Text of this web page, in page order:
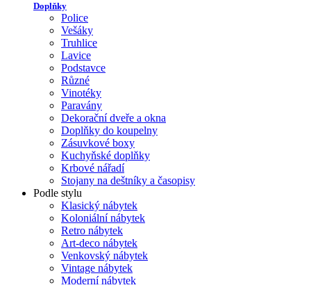
Doplňky
Police
Vešáky
Truhlice
Lavice
Podstavce
Různé
Vinotéky
Paravány
Dekorační dveře a okna
Doplňky do koupelny
Zásuvkové boxy
Kuchyňské doplňky
Krbové nářadí
Stojany na deštníky a časopisy
Podle stylu
Klasický nábytek
Koloniální nábytek
Retro nábytek
Art-deco nábytek
Venkovský nábytek
Vintage nábytek
Moderní nábytek